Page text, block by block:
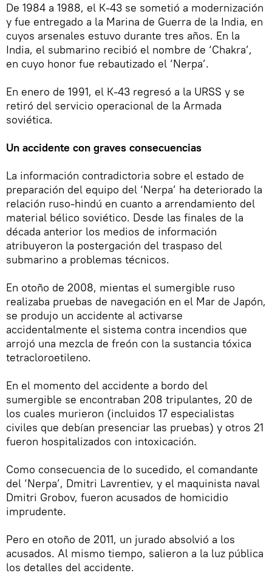
De 1984 a 1988, el К-43 se sometió a modernización
y fue entregado a la Marina de Guerra de la India, en
cuyos arsenales estuvo durante tres años. En la
India, el submarino recibió el nombre de ‘Chakra’,
en cuyo honor fue rebautizado el ‘Nerpa’.
En enero de 1991, el К-43 regresó a la URSS y se
retiró del servicio operacional de la Armada
soviética.
Un accidente con graves consecuencias
La información contradictoria sobre el estado de
preparación del equipo del ‘Nerpa’ ha deteriorado la
relación ruso-hindú en cuanto a arrendamiento del
material bélico soviético. Desde las finales de la
década anterior los medios de información
atribuyeron la postergación del traspaso del
submarino a problemas técnicos.
En otoño de 2008, mientas el sumergible ruso
realizaba pruebas de navegación en el Mar de Japón,
se produjo un accidente al activarse
accidentalmente el sistema contra incendios que
arrojó una mezcla de freón con la sustancia tóxica
tetracloroetileno.
En el momento del accidente a bordo del
sumergible se encontraban 208 tripulantes, 20 de
los cuales murieron (incluidos 17 especialistas
civiles que debían presenciar las pruebas) y otros 21
fueron hospitalizados con intoxicación.
Como consecuencia de lo sucedido, el comandante
del ‘Nerpa’, Dmitri Lavrentiev, y el maquinista naval
Dmitri Grobov, fueron acusados de homicidio
imprudente.
Pero en otoño de 2011, un jurado absolvió a los
acusados. Al mismo tiempo, salieron a la luz pública
los detalles del accidente.